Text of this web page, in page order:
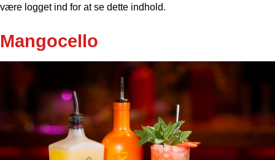
være logget ind for at se dette indhold.
Mangocello